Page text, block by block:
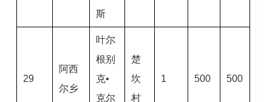
斯
29
阿西
尔乡
叶尔
根别
克•
克尔
楚
坎
村
1 500 500